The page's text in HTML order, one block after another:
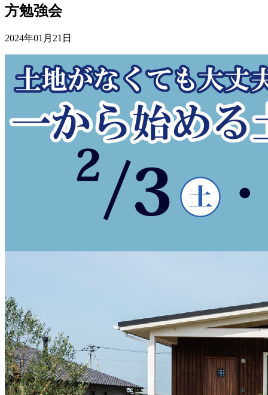
方勉強会
2024年01月21日